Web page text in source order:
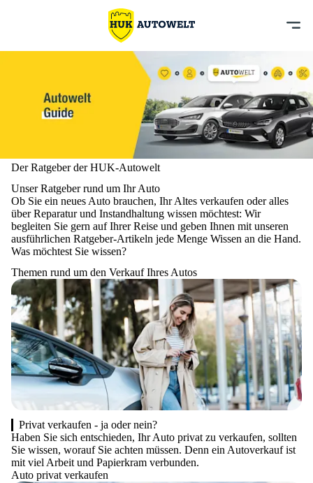
Der Ratgeber der HUK-Autowelt
Unser Ratgeber rund um Ihr Auto
Ob Sie ein neues Auto brauchen, Ihr Altes verkaufen oder alles
über Reparatur und Instandhaltung wissen möchtest: Wir
begleiten Sie gern auf Ihrer Reise und geben Ihnen mit unseren
ausführlichen Ratgeber-Artikeln jede Menge Wissen an die Hand.
Was möchtest Sie wissen?
Themen rund um den Verkauf Ihres Autos
Privat verkaufen - ja oder nein?
Haben Sie sich entschieden, Ihr Auto privat zu verkaufen, sollten
Sie wissen, worauf Sie achten müssen. Denn ein Autoverkauf ist
mit viel Arbeit und Papierkram verbunden.
Auto privat verkaufen